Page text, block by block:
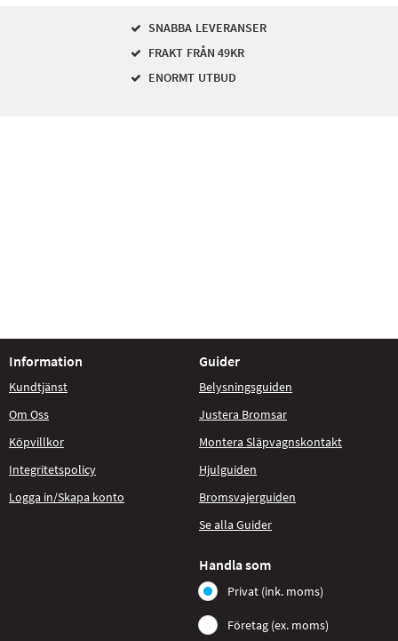
SNABBA LEVERANSER
FRAKT FRÅN 49KR
ENORMT UTBUD
Information
Kundtjänst
Om Oss
Köpvillkor
Integritetspolicy
Logga in/Skapa konto
Guider
Belysningsguiden
Justera Bromsar
Montera Släpvagnskontakt
Hjulguiden
Bromsvajerguiden
Se alla Guider
Handla som
Privat (ink. moms)
Företag (ex. moms)